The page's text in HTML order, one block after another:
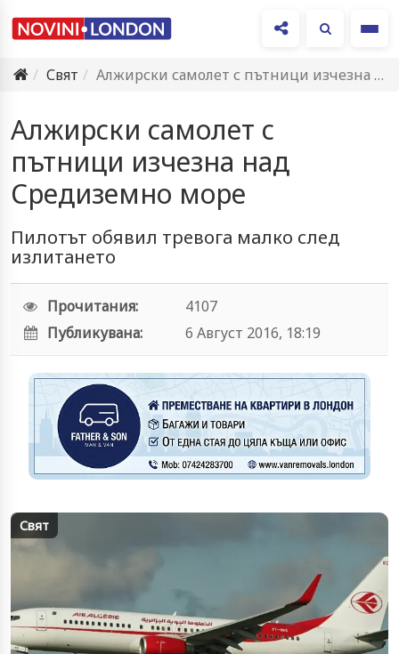
Свят
Алжирски самолет с пътници изчезна над Средиземно море
Алжирски самолет с
пътници изчезна над
Средиземно море
Пилотът обявил тревога малко след
излитането
Прочитания:
4107
Публикувана:
6 Август 2016, 18:19
Свят